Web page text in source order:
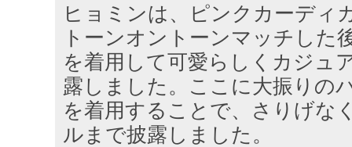
ヒョミンは、ピンクカーディ
トーンオントーンマッチした
を着用して可愛らしくカジュ
露しました。ここに大振りの
を着用することで、さりげな
ルまで披露しました。